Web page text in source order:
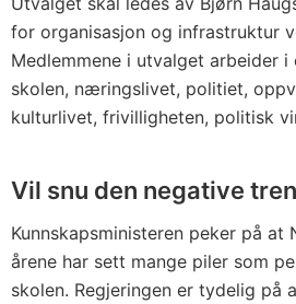
for organisasjon og infrastruktur
Medlemmene i utvalget arbeider
skolen, næringslivet, politiet,
kulturlivet, frivilligheten, politisk
Vil snu den negative
Kunnskapsministeren peker på at
årene har sett mange piler som
skolen. Regjeringen er tydelig på